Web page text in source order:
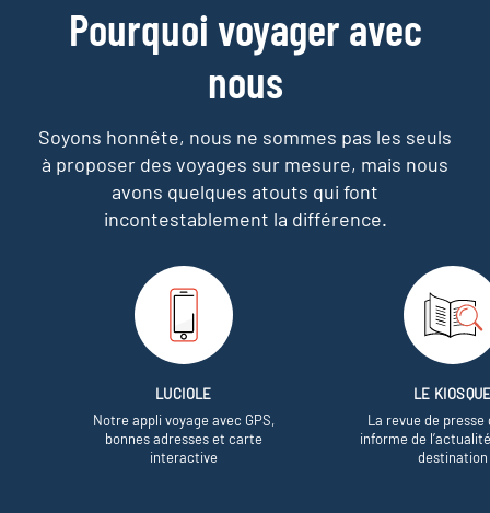
Pourquoi voyager avec
nous
Soyons honnête, nous ne sommes pas les seuls
à proposer des voyages sur mesure, mais nous
avons quelques atouts qui font
incontestablement la différence.
LUCIOLE
Notre appli voyage avec GPS,
bonnes adresses et carte
interactive
LE
La revue de presse
informe de
destination